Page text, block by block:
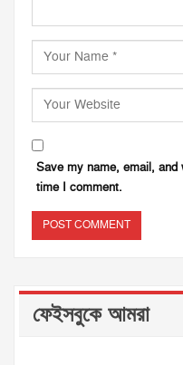
Save my name, email,
time I comment.
ফেইসবুকে আমরা